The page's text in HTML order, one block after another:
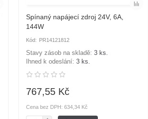
Spínaný napájecí zdroj 24V, 6A,
144W
PR14121812
Stavy zásob na skladě: 3 ks.
Ihned k odeslání: 3 ks.
767,55 Kč
Cena bez DPH: 634,34 Kč